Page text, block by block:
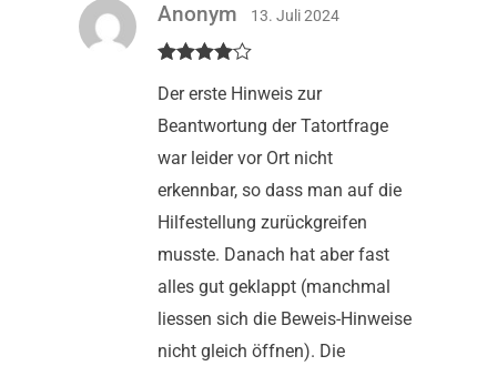
mit4von
Anonym 13. Juli 2024
Der erste Hinweis zur
Beantwortung der Tatortfrage
war leider vor Ort nicht
erkennbar, so dass man auf die
Hilfestellung zurückgreifen
musste. Danach hat aber fast
alles gut geklappt (manchmal
liessen sich die Beweis-Hinweise
nicht gleich öffnen). Die